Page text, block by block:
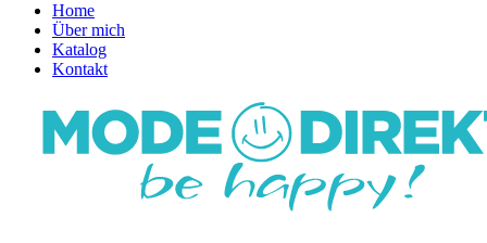
Home
Über mich
Katalog
Kontakt